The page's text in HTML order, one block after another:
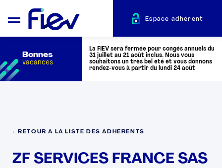
L’AUTOMOTIVE
ADHÉRENTS
Espace adhérent
Bonnes
vacances
La FIEV sera fermée pour congés annuels du
31 juillet au 21 août inclus. Nous vous
souhaitons un très bel été et vous donnons
rendez-vous à partir du lundi 24 août
← RETOUR À LA LISTE DES ADHÉRENTS
ZF SERVICES FRANCE SAS